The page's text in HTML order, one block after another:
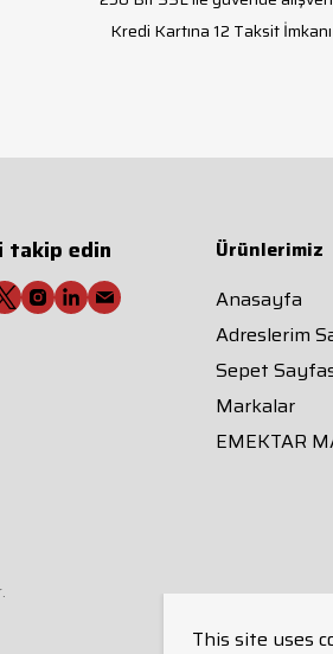
This site uses
Kredi Kartına 12 Taksit İmkanı
takip edin
Ürünlerimiz
Anasayfa
Adreslerim
Sepet
Markalar
EMEKTAR